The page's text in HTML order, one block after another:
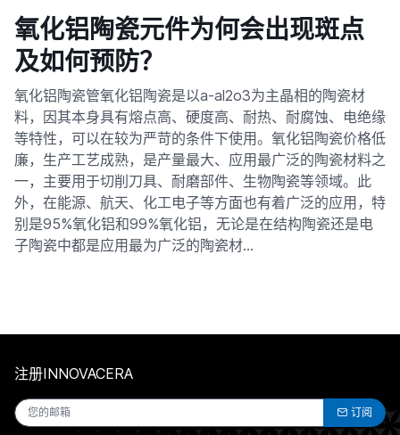
氧化铝陶瓷元件为何会出现斑点
及如何预防？
氧化铝陶瓷管氧化铝陶瓷是以a-al2o3为主晶相的陶瓷材
料，因其本身具有熔点高、硬度高、耐热、耐腐蚀、电绝缘
等特性，可以在较为严苛的条件下使用。氧化铝陶瓷价格低
廉，生产工艺成熟，是产量最大、应用最广泛的陶瓷材料之
一，主要用于切削刀具、耐磨部件、生物陶瓷等领域。此
外，在能源、航天、化工电子等方面也有着广泛的应用，特
别是95%氧化铝和99%氧化铝，无论是在结构陶瓷还是电
子陶瓷中都是应用最为广泛的陶瓷材…
注册INNOVACERA
订阅